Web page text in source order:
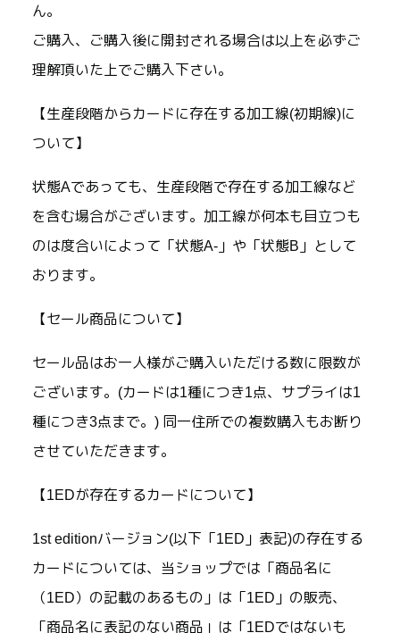
ん。
ご購入、ご購入後に開封される場合は以上を必ずご
理解頂いた上でご購入下さい。
【生産段階からカードに存在する加工線(初期線)に
ついて】
状態Aであっても、生産段階で存在する加工線など
を含む場合がございます。加工線が何本も目立つも
のは度合いによって「状態A-」や「状態B」として
おります。
【セール商品について】
セール品はお一人様がご購入いただける数に限数が
ございます。(カードは1種につき1点、サプライは1
種につき3点まで。) 同一住所での複数購入もお断り
させていただきます。
【1EDが存在するカードについて】
1st editionバージョン(以下「1ED」表記)の存在する
カードについては、当ショップでは「商品名に
（1ED）の記載のあるもの」は「1ED」の販売、
「商品名に表記のない商品」は「1EDではないも